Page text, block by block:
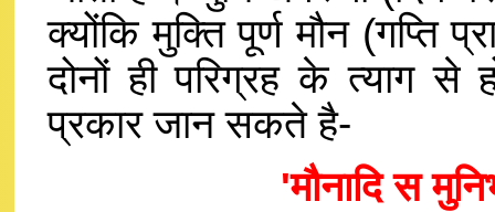
क्योंकि मुक्ति पूर्ण मौन (गप्ति
दोनों ही परिग्रह के त्याग से
प्रकार जान सकते है-
'मौनादि स